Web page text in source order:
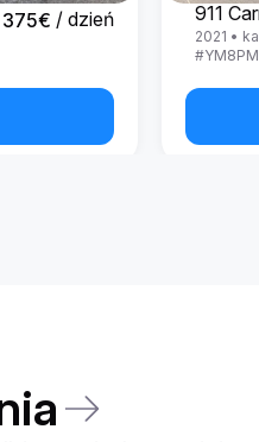
375€ / dzień
911
2021 •
#